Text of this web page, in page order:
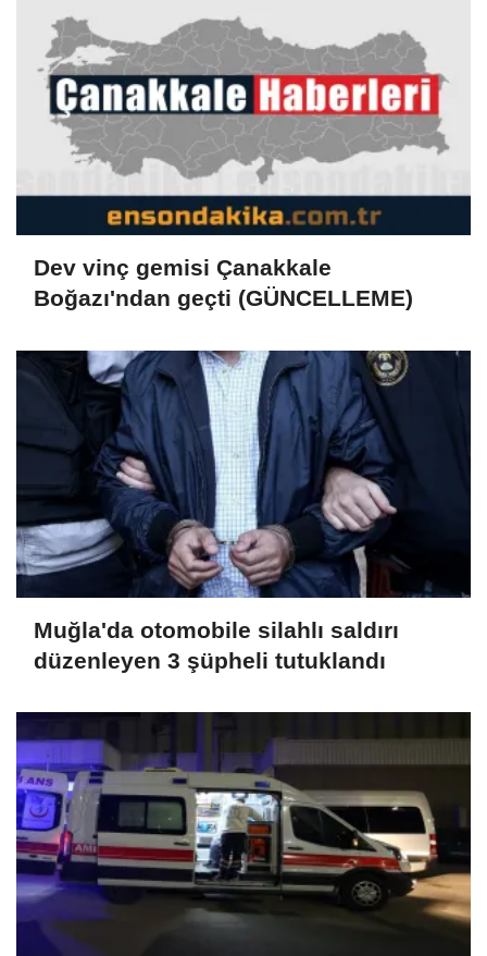
Dev vinç gemisi Çanakkale
Boğazı'ndan geçti (GÜNCELLEME)
Muğla'da otomobile silahlı saldırı
düzenleyen 3 şüpheli tutuklandı